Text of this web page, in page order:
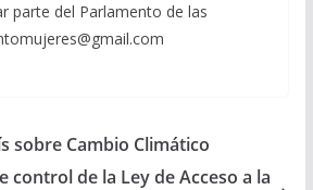
parte del Parlamento de las
sobre Cambio Climático
control de la Ley de Acceso a la